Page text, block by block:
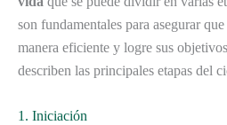
son fundamentales para asegurar
manera eficiente y logre sus
describen las principales etapas del
1. Iniciación